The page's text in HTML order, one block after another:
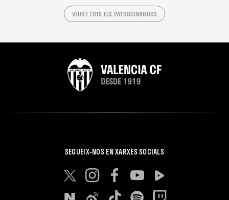
VEURE TOTS ELS PATROCINADORS
SEGUEIX-NOS EN XARXES SOCIALS